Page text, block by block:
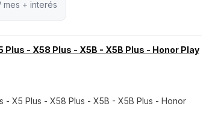
+ interés
- X58 Plus - X5B - X5B Plus - Honor Play
X5 Plus - X58 Plus - X5B - X5B Plus - Honor